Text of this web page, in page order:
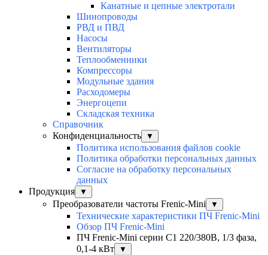
Канатные и цепные электротали
Шинопроводы
РВД и ПВД
Насосы
Вентиляторы
Теплообменники
Компрессоры
Модульные здания
Расходомеры
Энергоцепи
Складская техника
Справочник
Конфиденциальность
▼
Политика использования файлов cookie
Политика обработки персональных данных
Согласие на обработку персональных
данных
Продукция
▼
Преобразователи частоты Frenic-Mini ▼
Технические характеристики ПЧ Frenic-Mini
Обзор ПЧ Frenic-Mini
ПЧ Frenic-Mini серии C1 220/380В, 1/3 фаза,
0,1-4 кВт
▼